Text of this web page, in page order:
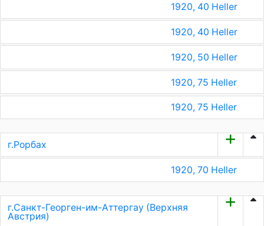
1920, 40 Heller
1920, 40 Heller
1920, 50 Heller
1920, 75 Heller
1920, 75 Heller
г.Рорбах
1920, 70 Heller
г.Санкт-Георген-им-Аттергау (Верхняя
Австрия)